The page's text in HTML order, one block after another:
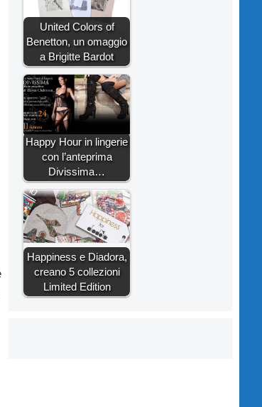
United Colors of
Benetton, un omaggio
a Brigitte Bardot
Happy Hour in lingerie
con l’anteprima
Divissima…
Happiness e Diadora,
creano 5 collezioni
Limited Edition